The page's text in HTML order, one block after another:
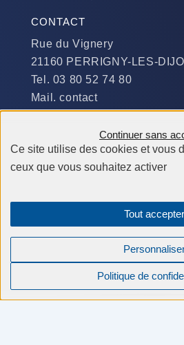
CONTACT
Rue du Vignery
21160 PERRIGNY-LES-
Tel. 03 80 52 74 80
Mail. contact
Du Lundi au Jeudi :
​de 9 h à 12 h et de 14 h à 19
de 9 h à 12 h et de 14 h à 18
Compagnons Constructeurs © tous droits
Création site internet
Ce site utilise des cookies et vous
ceux que vous souhaitez activer
Tout accepter
Continuer sans
Politique de